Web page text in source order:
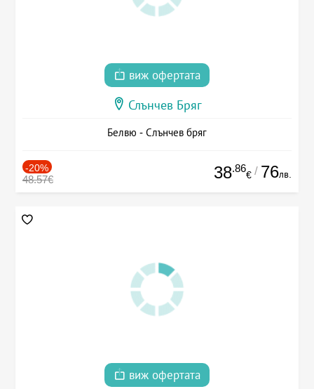
виж офертата
Слънчев Бряг
Белвю - Слънчев бряг
-20%
48.57€ 38.86
€ / 76лв.
виж офертата